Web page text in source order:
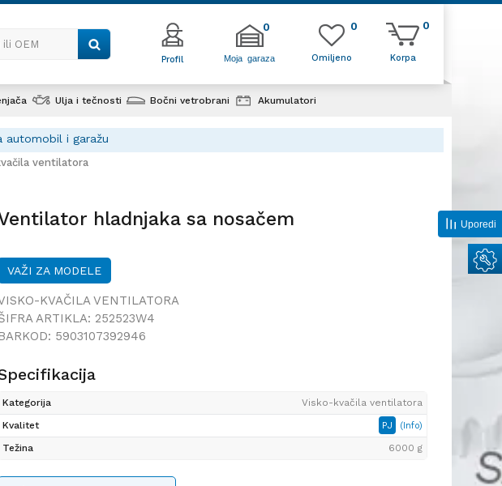
OEM
Profil Moja garaza
0
Korpa
0
Omiljeno
0
Ulja i tečnosti Bočni vetrobrani Akumulatori
automobil i garažu
ventilatora
hladnjaka sa nosačem
VAŽI ZA MODELE
KVAČILA VENTILATORA
ARTIKLA: 252523W4
5903107392946
Kategorija
Visko-kvačila ventilatora
Kvalitet
PJ (Info)
Težina 6000 g
Uporedi